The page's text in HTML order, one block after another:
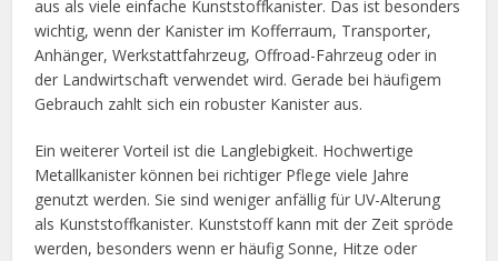
aus als viele einfache Kunststoffkanister. Das ist besonders
wichtig, wenn der Kanister im Kofferraum, Transporter,
Anhänger, Werkstattfahrzeug, Offroad-Fahrzeug oder in
der Landwirtschaft verwendet wird. Gerade bei häufigem
Gebrauch zahlt sich ein robuster Kanister aus.
Ein weiterer Vorteil ist die Langlebigkeit. Hochwertige
Metallkanister können bei richtiger Pflege viele Jahre
genutzt werden. Sie sind weniger anfällig für UV-Alterung
als Kunststoffkanister. Kunststoff kann mit der Zeit spröde
werden, besonders wenn er häufig Sonne, Hitze oder